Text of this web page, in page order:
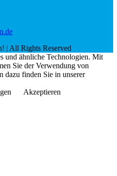
| All Rights Reserved
und ähnliche Technologien. Mit
Sie der Verwendung von
dazu finden Sie in unserer
Akzeptieren